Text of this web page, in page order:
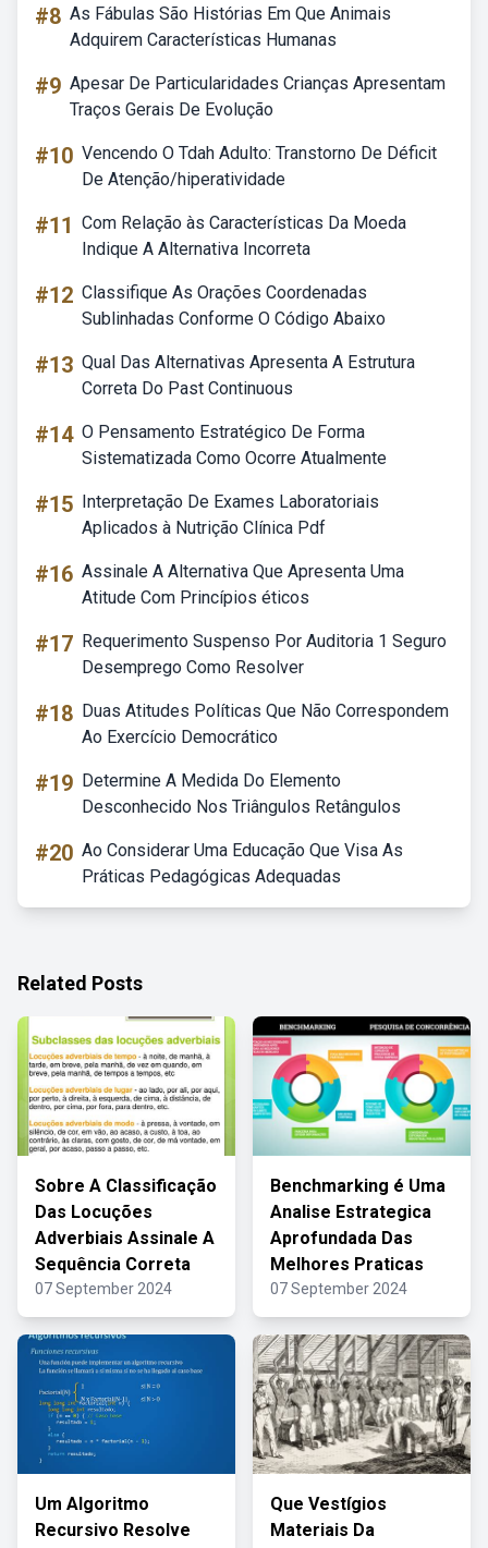
#8 As Fábulas São Histórias Em Que Animais
Adquirem Características Humanas
#9 Apesar De Particularidades Crianças Apresentam
Traços Gerais De Evolução
#10 Vencendo O Tdah Adulto: Transtorno De Déficit
De Atenção/hiperatividade
#11 Com Relação às Características Da Moeda
Indique A Alternativa Incorreta
#12 Classifique As Orações Coordenadas
Sublinhadas Conforme O Código Abaixo
#13 Qual Das Alternativas Apresenta A Estrutura
Correta Do Past Continuous
#14 O Pensamento Estratégico De Forma
Sistematizada Como Ocorre Atualmente
#15 Interpretação De Exames Laboratoriais
Aplicados à Nutrição Clínica Pdf
#16 Assinale A Alternativa Que Apresenta Uma
Atitude Com Princípios éticos
#17 Requerimento Suspenso Por Auditoria 1 Seguro
Desemprego Como Resolver
#18 Duas Atitudes Políticas Que Não Correspondem
Ao Exercício Democrático
#19 Determine A Medida Do Elemento
Desconhecido Nos Triângulos Retângulos
#20 Ao Considerar Uma Educação Que Visa As
Práticas Pedagógicas Adequadas
Related Posts
Sobre A Classificação
Das Locuções
Adverbiais Assinale A
Sequência Correta
07 September 2024
Benchmarking é Uma
Analise Estrategica
Aprofundada Das
Melhores Praticas
07 September 2024
Um Algoritmo
Recursivo Resolve
Que Vestígios
Materiais Da